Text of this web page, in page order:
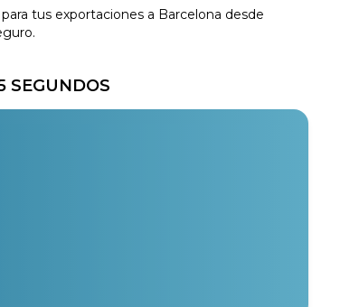
tus exportaciones a Barcelona desde
SEGUNDOS